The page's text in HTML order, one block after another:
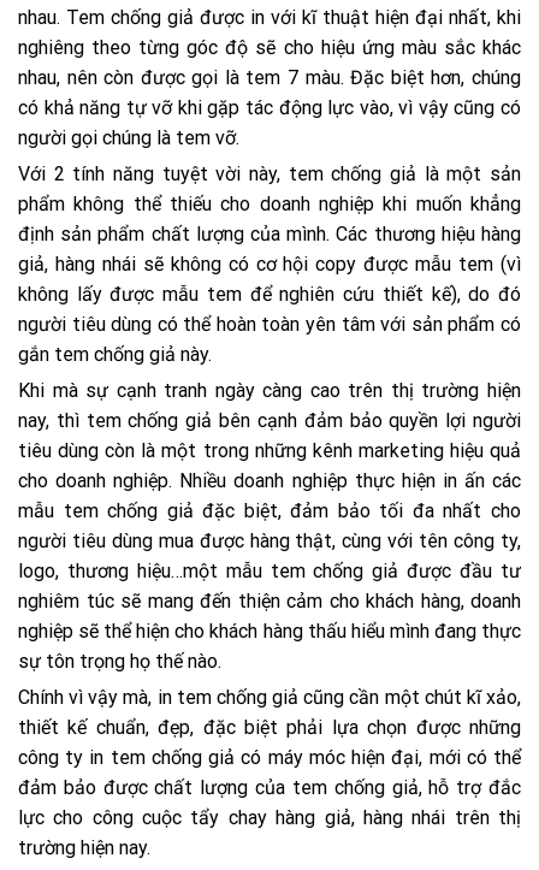
nhau. Tem chống giả được in với kĩ thuật hiện đại nhất, khi
nghiêng theo từng góc độ sẽ cho hiệu ứng màu sắc khác
nhau, nên còn được gọi là tem 7 màu. Đặc biệt hơn, chúng
có khả năng tự vỡ khi gặp tác động lực vào, vì vậy cũng có
người gọi chúng là tem vỡ.
Với 2 tính năng tuyệt vời này, tem chống giả là một sản
phẩm không thể thiếu cho doanh nghiệp khi muốn khẳng
định sản phẩm chất lượng của mình. Các thương hiệu hàng
giả, hàng nhái sẽ không có cơ hội copy được mẫu tem (vì
không lấy được mẫu tem để nghiên cứu thiết kế), do đó
người tiêu dùng có thể hoàn toàn yên tâm với sản phẩm có
gắn tem chống giả này.
Khi mà sự cạnh tranh ngày càng cao trên thị trường hiện
nay, thì tem chống giả bên cạnh đảm bảo quyền lợi người
tiêu dùng còn là một trong những kênh marketing hiệu quả
cho doanh nghiệp. Nhiều doanh nghiệp thực hiện in ấn các
mẫu tem chống giả đặc biệt, đảm bảo tối đa nhất cho
người tiêu dùng mua được hàng thật, cùng với tên công ty,
logo, thương hiệu…một mẫu tem chống giả được đầu tư
nghiêm túc sẽ mang đến thiện cảm cho khách hàng, doanh
nghiệp sẽ thể hiện cho khách hàng thấu hiểu mình đang thực
sự tôn trọng họ thế nào.
Chính vì vậy mà, in tem chống giả cũng cần một chút kĩ xảo,
thiết kế chuẩn, đẹp, đặc biệt phải lựa chọn được những
công ty in tem chống giả có máy móc hiện đại, mới có thể
đảm bảo được chất lượng của tem chống giả, hỗ trợ đắc
lực cho công cuộc tẩy chay hàng giả, hàng nhái trên thị
trường hiện nay.